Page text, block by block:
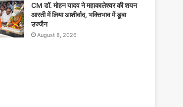
CM डॉ. मोहन यादव ने महाकालेश्वर की शयन
आरती में लिया आशीर्वाद, भक्तिभाव में डूबा
उज्जैन
August 8, 2026